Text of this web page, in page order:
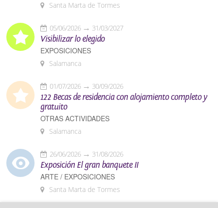
Santa Marta de Tormes
05/06/2026 31/03/2027
Visibilizar lo elegido
EXPOSICIONES
Salamanca
01/07/2026 30/09/2026
122 Becas de residencia con alojamiento completo y
gratuito
OTRAS ACTIVIDADES
Salamanca
26/06/2026 31/08/2026
Exposición El gran banquete II
ARTE / EXPOSICIONES
Santa Marta de Tormes